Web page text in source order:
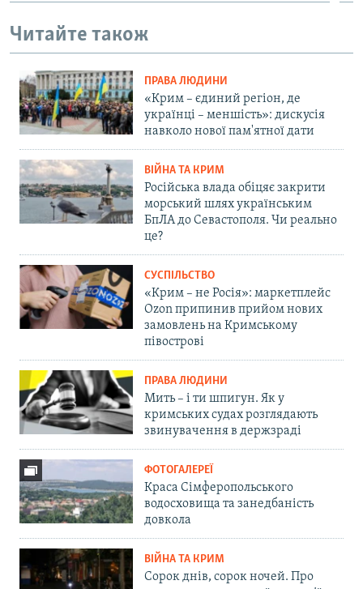
Читайте також
ПРАВА ЛЮДИНИ
«Крим – єдиний регіон, де
українці – меншість»: дискусія
навколо нової пам'ятної дати
ВІЙНА ТА КРИМ
Російська влада обіцяє закрити
морський шлях українським
БпЛА до Севастополя. Чи реально
це?
СУСПІЛЬСТВО
«Крим – не Росія»: маркетплейс
Ozon припинив прийом нових
замовлень на Кримському
півострові
ПРАВА ЛЮДИНИ
Мить – і ти шпигун. Як у
кримських судах розглядають
звинувачення в держзраді
ФОТОГАЛЕРЕЇ
Краса Сімферопольського
водосховища та занедбаність
довкола
ВІЙНА ТА КРИМ
Сорок днів, сорок ночей. Про